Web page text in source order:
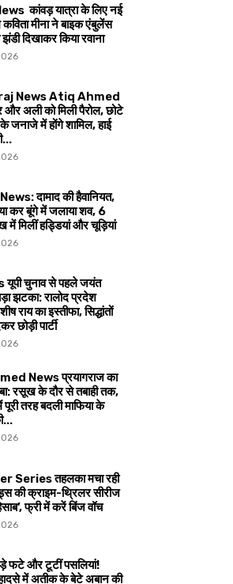
कांवड़ यात्रा के लिए नई
मीना ने बाइक एंबुलेंस
झंडी दिखाकर किया रवाना
News Atiq Ahmed
और अली को मिली पैरोल, छोटे
जनाजे में होंगे शामिल, हाई
दामाद की हैवानियत,
कर बूंगे में जलाया शव, 6
में मिलीं हड्डियां और चूड़ियां
यूपी चुनाव से पहले जयंत
झटका: रालोद प्रदेश
राय का इस्तीफा, सिद्धांतों
छोड़ी पार्टी
News प्रयागराज का
रसूख के दौर से तबाही तक,
पूरी तरह बदली माफिया के
Series तहलका मचा रही
की क्राइम-थ्रिलर सीरीज
फ्री में करें बिंज वॉच
फटे और टूटीं पसलियां!
में अतीक के बेटे अबान की